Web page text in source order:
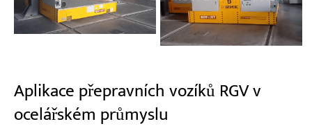
Aplikace přepravních vozíků RGV v
ocelářském průmyslu